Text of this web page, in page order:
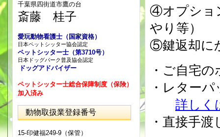
④オプショ
やり等）
⑤鍵返却
・ご自宅
・レター
詳しく
・直接手
千葉県四街道市鷹の台
斎藤 桂子
愛玩動物看護士（国家資格）
日本ペットシッター協会認定
ペットシッター士（第3710号）
日本ドッグパーク普及協会認定
ドッグアドバイザー
ペットシッター士総合保障制度（保険）
加入済み
動物取扱業登録番号
15-印健福249-9（保管）